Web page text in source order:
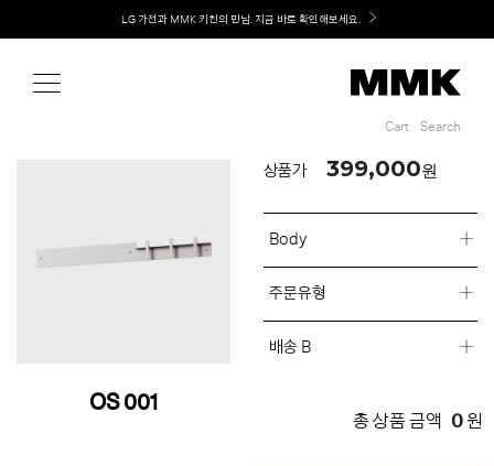
LG 가전과 MMK 키친의 만남. 지금 바로 확인해보세요.
Cart Search
OS 001
상품가 399,000원
Body
주문유형
배송 B
총 상품 금액 0 원